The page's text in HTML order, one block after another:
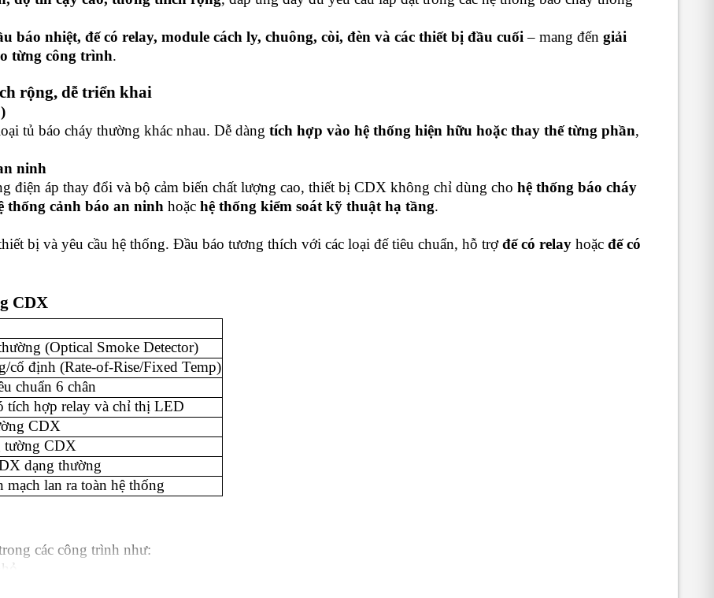
báo nhiệt, đế có relay, module cách ly, chuông, còi, đèn và các thiết bị đầu cuối – mang đến giải
từng công trình.
rộng, dễ triển khai
tủ báo cháy thường khác nhau. Dễ dàng tích hợp vào hệ thống hiện hữu hoặc thay thế từng phần,
ninh
điện áp thay đổi và bộ cảm biến chất lượng cao, thiết bị CDX không chỉ dùng cho hệ thống báo cháy
thống cảnh báo an ninh hoặc hệ thống kiểm soát kỹ thuật hạ tầng.
bị và yêu cầu hệ thống. Đầu báo tương thích với các loại đế tiêu chuẩn, hỗ trợđế có relay hoặc đế có
CDX
(Optical Smoke Detector)
cố định (Rate-of-Rise/Fixed Temp)
chuẩn 6 chân
tích hợp relay và chỉ thị LED
CDX
tường CDX
dạng thường
mạch lan ra toàn hệ thống
các công trình như: